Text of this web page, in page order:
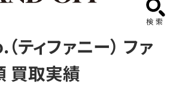
ティファニー） ファ
買取実績